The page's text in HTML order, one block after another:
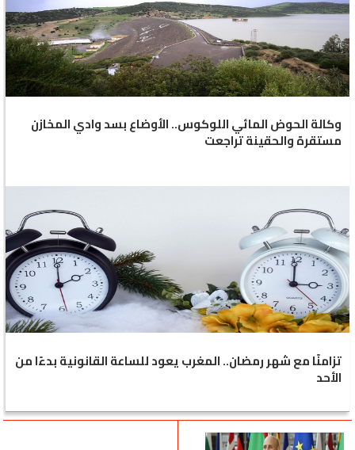
وكالة الحوض المائي اللوكوس.. الأوضاع بسد وادي المخازن
مستقرة والحقينة تراجعت
تزامنًا مع شهر رمضان.. المغرب يعود للساعة القانونية بدءًا من
الأحد